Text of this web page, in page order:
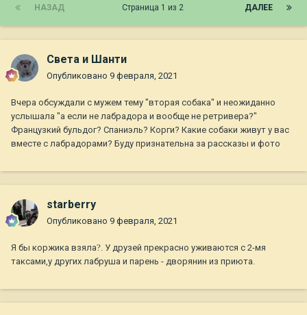
НАЗАД ДАЛЕЕ
Страница 1 из 2
Света и Шанти
Опубликовано 9 февраля, 2021
Вчера обсуждали с мужем тему "вторая собака" и неожиданно
услышала "а если не лабрадора и вообще не ретривера?"
Французкий бульдог? Спаниэль? Корги? Какие собаки живут у вас
вместе с лабрадорами? Буду признательна за рассказы и фото
starberry
Опубликовано 9 февраля, 2021
Я бы коржика взяла?. У друзей прекрасно уживаются с 2-мя
таксами,у других лабруша и парень - дворянин из приюта.